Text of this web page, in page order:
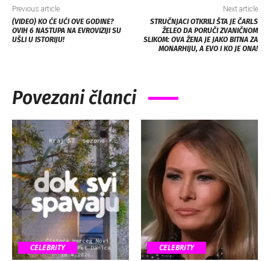
Previous article
(VIDEO) KO ĆE UĆI OVE GODINE?
OVIH 6 NASTUPA NA EVROVIZIJI SU
UŠLI U ISTORIJU!
Next article
STRUČNJACI OTKRILI ŠTA JE ČARLS
ŽELEO DA PORUČI ZVANIČNOM
SLIKOM: OVA ŽENA JE JAKO BITNA ZA
MONARHIJU, A EVO I KO JE ONA!
Povezani članci
CELEBRITY CELEBRITY